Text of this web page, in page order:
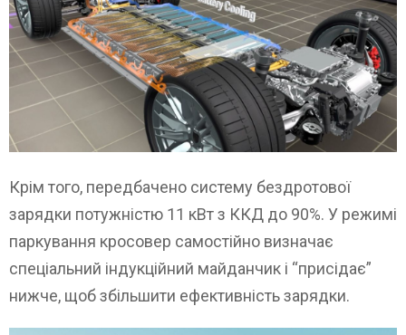
Крім того, передбачено систему бездротової
зарядки потужністю 11 кВт з ККД до 90%. У режимі
паркування кросовер самостійно визначає
спеціальний індукційний майданчик і “присідає”
нижче, щоб збільшити ефективність зарядки.